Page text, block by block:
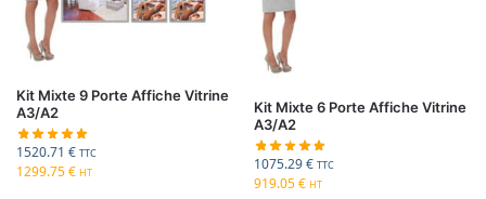
Kit Mixte 9 Porte Affiche Vitrine
A3/A2
1520.71 € TTC
1299.75€ HT
Kit Mixte 6 Porte Affiche Vitrine
A3/A2
1075.29€ TTC
919.05€ HT